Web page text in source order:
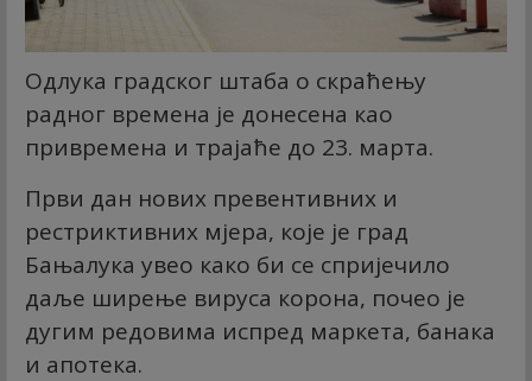
Одлука градског штаба о скраћењу
радног времена је донесена као
привремена и трајаће до 23. марта.
Први дан нових превентивних и
рестриктивних мјера, које је град
Бањалука увео како би се спријечило
даље ширење вируса корона, почео је
дугим редовима испред маркета, банака
и апотека.